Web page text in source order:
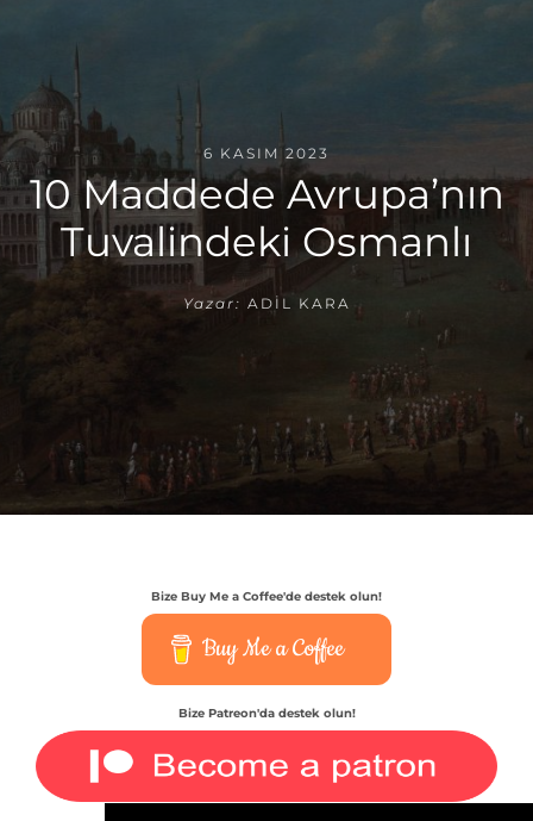
6 KASIM 2023
10 Maddede Avrupa’nın
Tuvalindeki Osmanlı
Yazar: ADIL KARA
Bize Buy Me a Coffee'de destek olun!
Buy Me a Coffee
Bize Patreon'da destek olun!